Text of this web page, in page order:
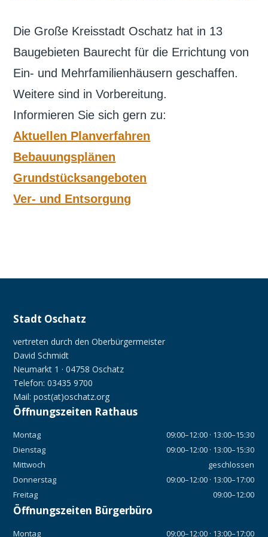
Die Große Kreisstadt Oschatz hat in 13
Baugebieten Baurecht für die Errichtung von
Ein- und Mehrfamilienhäusern geschaffen.
Weitere sind in Vorbereitung.
Informieren Sie sich gern zu:
Aktuellen Planverfahren
Bebauungsplänen
Grundstücksangeboten
Ver- und Entsorgung
Stadt Oschatz
vertreten durch den Oberbürgermeister
David Schmidt
Neumarkt 1 · 04758 Oschatz
Telefon: 03435 9700
Mail: post(at)oschatz.org
Öffnungszeiten Rathaus
Montag
09:00–12:00 · 13:00–15:30
Dienstag
09:00–12:00 · 13:00–15:30
Mittwoch
geschlossen
Donnerstag
09:00–12:00 · 13:00–17:00
Freitag
09:00–12:00
Öffnungszeiten Bürgerbüro
Montag 09:00–12:00 · 13:00–17:00